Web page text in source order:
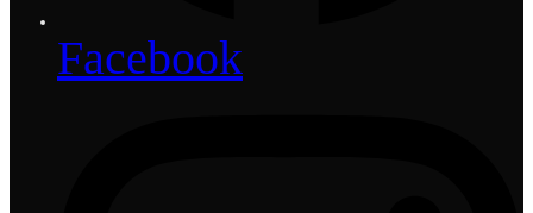
Facebook